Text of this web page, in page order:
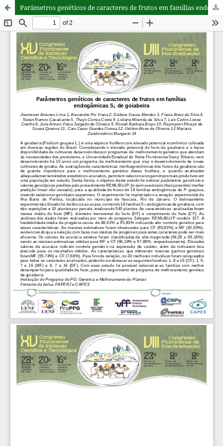
Parâmetros genéticos de caracteres de frutos em famílias endogâmicas S1 de goiabeira